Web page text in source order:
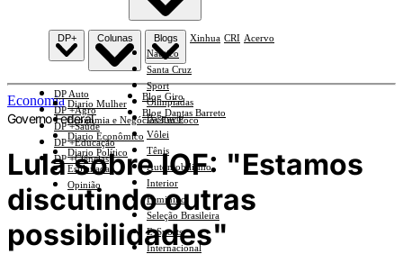
Náutico
Santa Cruz
Sport
Olimpíadas
Basquete
Vôlei
Tênis
Automobilismo
Interior
Feminino
Seleção Brasileira
E-Sports
Internacional
DP+
DP Auto
DP +Agro
DP +Saúde
DP +Educação
DP +Ciências
Colunas
Diario Mulher
Economia e Negócios Em Foco
Diario Econômico
Diario Político
Esplanada
Opinião
Blogs
Blog Giro
Blog Dantas Barreto
Xinhua CRI Acervo
Economia
Governo Federal
Lula sobre IOF: "Estamos
discutindo outras
possibilidades"